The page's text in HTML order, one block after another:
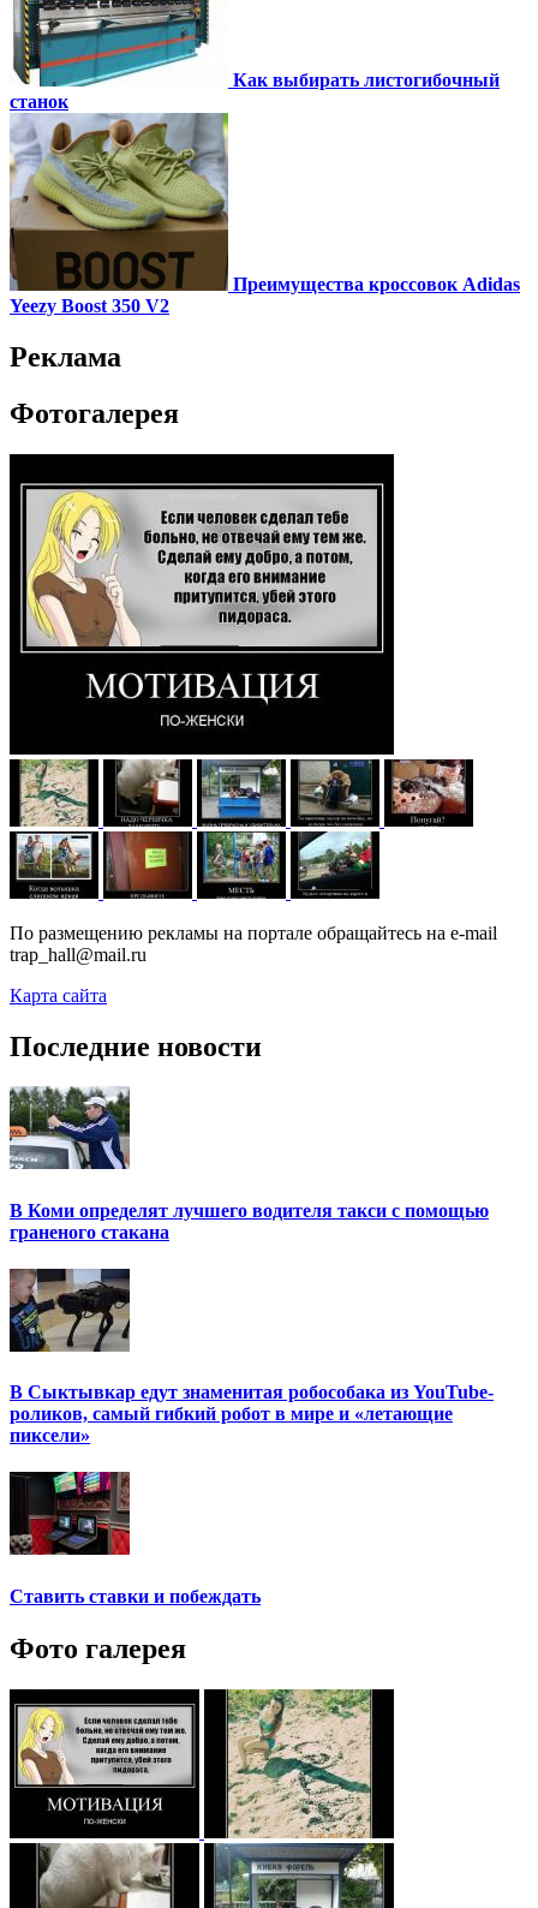
Как выбирать листогибочный
станок
Преимущества кроссовок Adidas
Yeezy Boost 350 V2
Реклама
Фотогалерея
По размещению рекламы на портале обращайтесь на e-mail
trap_hall@mail.ru
Карта сайта
Последние новости
В Коми определят лучшего водителя такси с помощью
граненого стакана
В Сыктывкар едут знаменитая робособака из YouTube-
роликов, самый гибкий робот в мире и «летающие
пиксели»
Ставить ставки и побеждать
Фото галерея